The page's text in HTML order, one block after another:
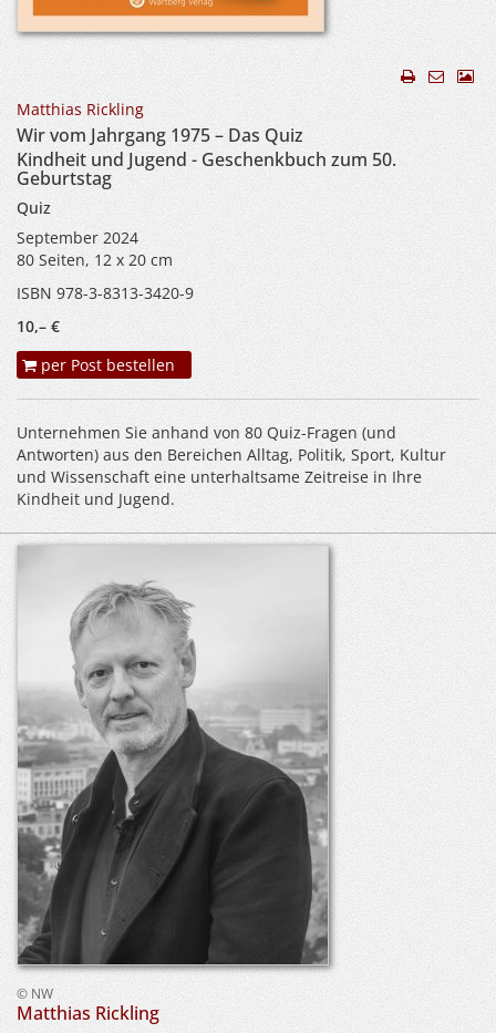
Matthias Rickling
Wir vom Jahrgang 1975 – Das Quiz
Kindheit und Jugend - Geschenkbuch zum 50.
Geburtstag
Quiz
September 2024
80 Seiten, 12 x 20 cm
ISBN 978-3-8313-3420-9
10,– €
per Post bestellen
Unternehmen Sie anhand von 80 Quiz-Fragen (und
Antworten) aus den Bereichen Alltag, Politik, Sport, Kultur
und Wissenschaft eine unterhaltsame Zeitreise in Ihre
Kindheit und Jugend.
© NW
Matthias Rickling